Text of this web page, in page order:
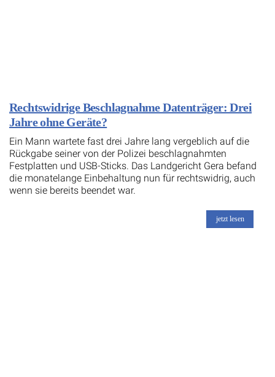
Rechtswidrige Beschlagnahme Datenträger: Drei
Jahre ohne Geräte?
Ein Mann wartete fast drei Jahre lang vergeblich auf die
Rückgabe seiner von der Polizei beschlagnahmten
Festplatten und USB-Sticks. Das Landgericht Gera befand
die monatelange Einbehaltung nun für rechtswidrig, auch
wenn sie bereits beendet war.
jetzt lesen